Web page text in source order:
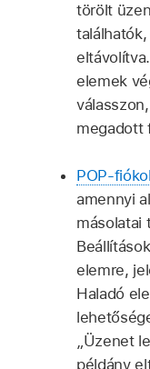
törölt
elemek
megadott
POP-
amennyi
másolatai
elemre,
Haladó
„Üzenet
példány